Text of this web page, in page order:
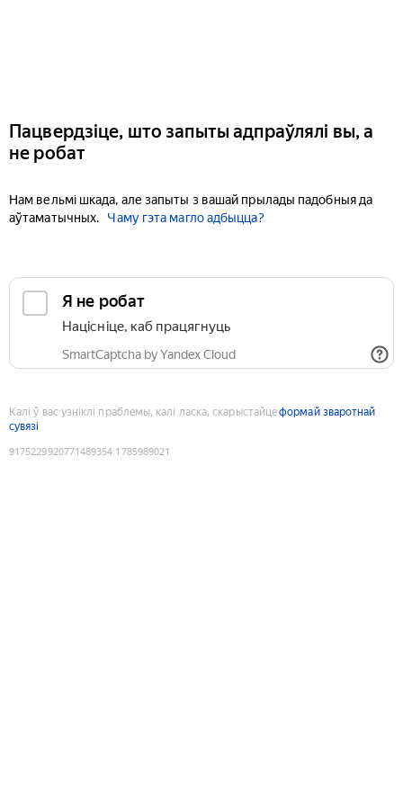
Пацвердзіце, што запыты адпраўлялі вы, а
не робат
Нам вельмі шкада, але запыты з вашай прылады падобныя да
аўтаматычных.
Чаму гэта магло адбыцца?
Я не робат
Націсніце, каб працягнуць
SmartCaptcha by Yandex Cloud
Калі ў вас узніклі праблемы, калі ласка, скарыстайцеформай зваротнай
сувязі
9175229920771489354:1785989021